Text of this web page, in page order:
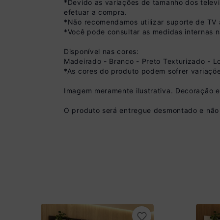
Pix
R$ 395,99 à vista
(10 % de desconto)
Você economiza
*Devido as variações de tamanho dos
efetuar a compra.
*Não recomendamos utilizar suporte de TV
*Você pode consultar as medidas internas
Disponível nas cores:
Madeirado - Branco - Preto Texturizado -
*As cores do produto podem sofrer
Imagem meramente ilustrativa. Decoração
O produto será entregue desmontado e